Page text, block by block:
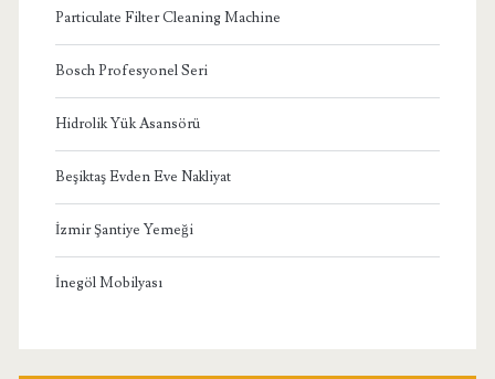
Particulate Filter Cleaning Machine
Bosch Profesyonel Seri
Hidrolik Yük Asansörü
Beşiktaş Evden Eve Nakliyat
İzmir Şantiye Yemeği
İnegöl Mobilyası